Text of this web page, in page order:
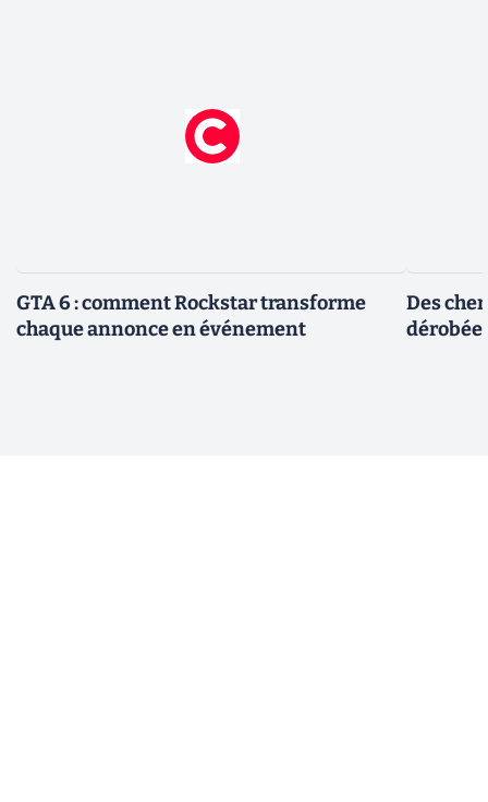
GTA 6 : comment Rockstar transforme
chaque annonce en événement
Des